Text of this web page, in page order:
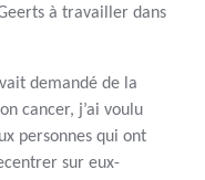
à travailler dans
demandé de la
cancer, j’ai voulu
personnes qui ont
sur eux-